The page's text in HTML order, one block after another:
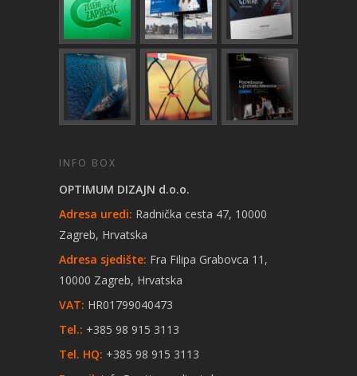
INFO BOX
OPTIMUM DIZAJN d.o.o.
Adresa uredi: Radnička cesta 47, 10000
Zagreb, Hrvatska
Adresa sjedište: Fra Filipa Grabovca 11,
10000 Zagreb, Hrvatska
VAT: HR01799040473
Tel.: +385 98 915 3113
Tel. HQ: +385 98 915 3113